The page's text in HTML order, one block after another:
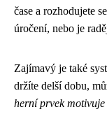
čase a rozhodujete
úročení, nebo je
Zajímavý je také
držíte delší dobu,
herní prvek